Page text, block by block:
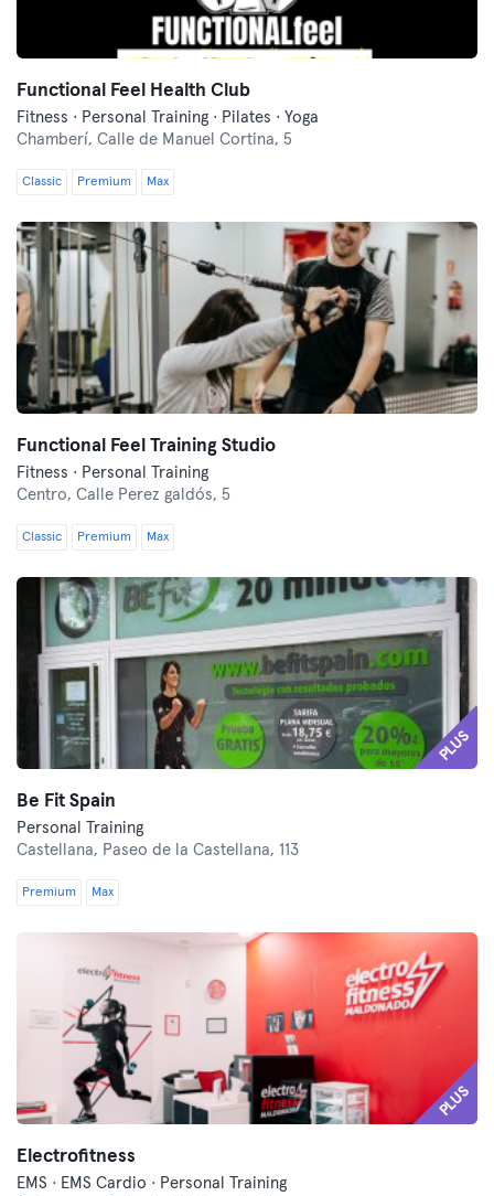
Functional Feel Health Club
Fitness · Personal Training · Pilates · Yoga
Chamberí, Calle de Manuel Cortina, 5
Classic Premium Max
Functional Feel Training Studio
Fitness · Personal Training
Centro, Calle Perez galdós, 5
Classic Premium Max
PLUS
Be Fit Spain
Personal Training
Castellana, Paseo de la Castellana, 113
Premium Max
PLUS
Electrofitness
EMS · EMS Cardio · Personal Training